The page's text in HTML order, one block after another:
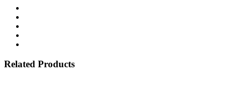
Related Products